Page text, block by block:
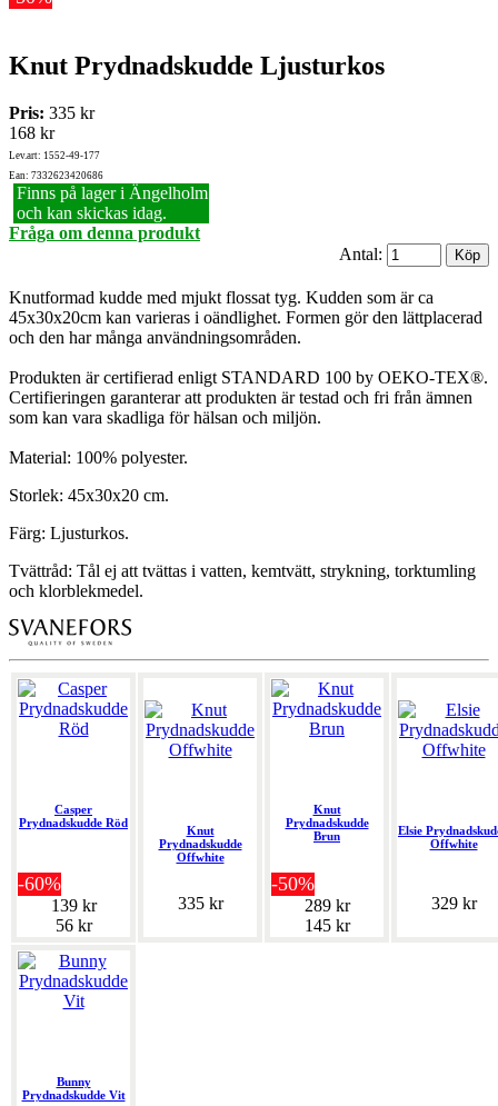
Knut Prydnadskudde Ljusturkos
Pris: 335 kr
168 kr
Lev.art: 1552-49-177
Ean: 7332623420686
Finns på lager i Ängelholm
och kan skickas idag.
Fråga om denna produkt
Antal:
Knutformad kudde med mjukt flossat tyg. Kudden som är ca
45x30x20cm kan varieras i oändlighet. Formen gör den lättplacerad
och den har många användningsområden.
Produkten är certifierad enligt STANDARD 100 by OEKO-TEX®.
Certifieringen garanterar att produkten är testad och fri från ämnen
som kan vara skadliga för hälsan och miljön.
Material: 100% polyester.
Storlek: 45x30x20 cm.
Färg: Ljusturkos.
Tvättråd: Tål ej att tvättas i vatten, kemtvätt, strykning, torktumling
och klorblekmedel.
Casper
Prydnadskudde Röd
-60%
139 kr
56 kr
Knut
Prydnadskudde
Offwhite
335 kr
Knut
Prydnadskudde
Brun
-50%
289 kr
145 kr
Elsie
Offwhite
329 kr
Bunny
Prydnadskudde Vit